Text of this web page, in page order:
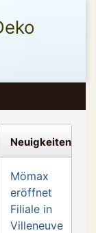
Neuigkeiten
Mömax
eröffnet
Filiale in
Villeneuve